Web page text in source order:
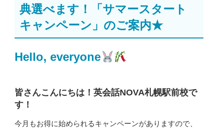
典選べます！「サマースタート
キャンペーン」のご案内★
Hello, everyone
皆さんこんにちは！英会話NOVA札幌駅前校で
す！
今月もお得に始められるキャンペーンがありますので、